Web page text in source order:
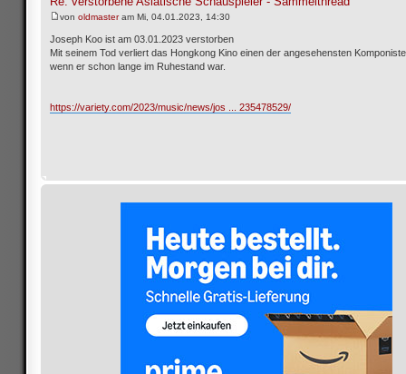
von oldmasteram Mi, 04.01.2023, 14:30
Joseph Koo ist am 03.01.2023 verstorben
Mit seinem Tod verliert das Hongkong Kino einen der angesehensten
wenn er schon lange im Ruhestand war.
https://variety.com/2023/music/news/jos ... 235478529/